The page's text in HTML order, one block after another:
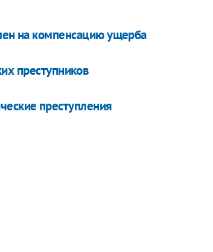
на компенсацию ущерба
преступников
преступления